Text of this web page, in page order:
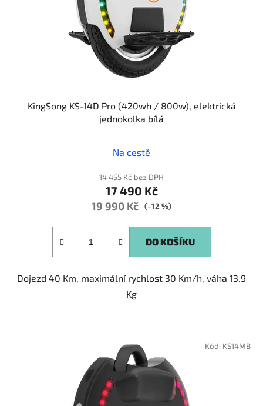
KingSong KS-14D Pro (420wh / 800w), elektrická
jednokolka bílá
Na cestě
14 455 Kč bez DPH
17 490 Kč
19 990 Kč (–12 %)
DO KOŠÍKU
Dojezd 40 Km, maximální rychlost 30 Km/h, váha 13.9
Kg
Kód: KS14MB